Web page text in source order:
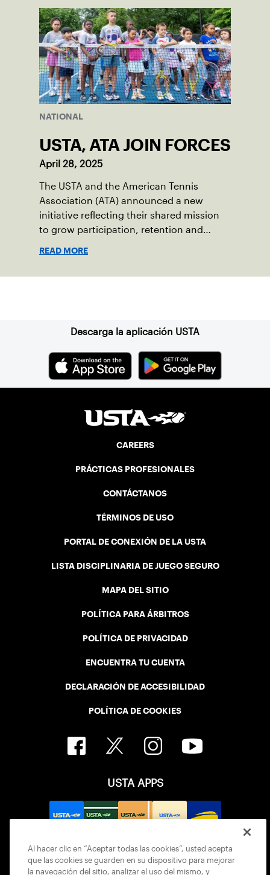
NATIONAL
USTA, ATA JOIN FORCES
April 28, 2025
The USTA and the American Tennis
Association (ATA) announced a new
initiative reflecting their shared mission
to grow participation, retention and
READ MORE
Descarga la aplicación USTA
CAREERS
PRÁCTICAS PROFESIONALES
CONTÁCTANOS
TÉRMINOS DE USO
PORTAL DE CONEXIÓN DE LA USTA
LISTA DISCIPLINARIA DE JUEGO SEGURO
MAPA DEL SITIO
POLÍTICA PARA ÁRBITROS
POLÍTICA DE PRIVACIDAD
ENCUENTRA TU CUENTA
DECLARACIÓN DE ACCESIBILIDAD
POLÍTICA DE COOKIES
USTA APPS
Al hacer clic en “Aceptar todas las cookies”, usted acepta
que las cookies se guarden en su dispositivo para mejorar
la navegación del sitio, analizar el uso del mismo, y